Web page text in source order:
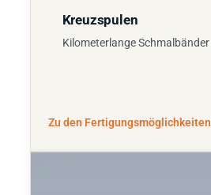
Kreuzspulen
Kilometerlange Schmalbänder
Zu den Fertigungsmöglichkeiten